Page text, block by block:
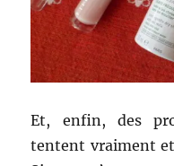
Et, enfin, des
tentent vraiment